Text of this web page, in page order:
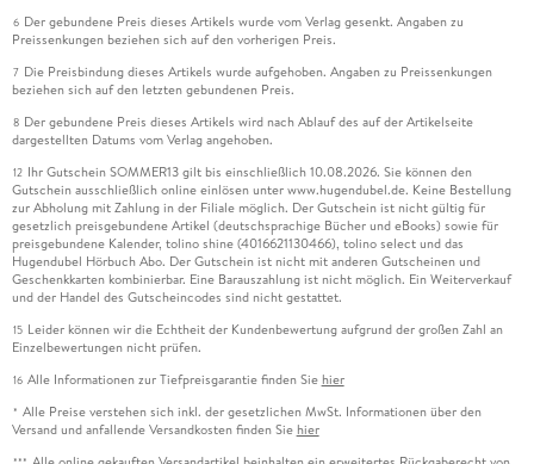
6 Der gebundene Preis dieses Artikels wurde vom Verlag gesenkt. Angaben zu
Preissenkungen beziehen sich auf den vorherigen Preis.
7 Die Preisbindung dieses Artikels wurde aufgehoben. Angaben zu Preissenkungen
beziehen sich auf den letzten gebundenen Preis.
8 Der gebundene Preis dieses Artikels wird nach Ablauf des auf der Artikelseite
dargestellten Datums vom Verlag angehoben.
12 Ihr Gutschein SOMMER13 gilt bis einschließlich 10.08.2026. Sie können den
Gutschein ausschließlich online einlösen unter www.hugendubel.de. Keine Bestellung
zur Abholung mit Zahlung in der Filiale möglich. Der Gutschein ist nicht gültig für
gesetzlich preisgebundene Artikel (deutschsprachige Bücher und eBooks) sowie für
preisgebundene Kalender, tolino shine (4016621130466), tolino select und das
Hugendubel Hörbuch Abo. Der Gutschein ist nicht mit anderen Gutscheinen und
Geschenkkarten kombinierbar. Eine Barauszahlung ist nicht möglich. Ein Weiterverkauf
und der Handel des Gutscheincodes sind nicht gestattet.
15 Leider können wir die Echtheit der Kundenbewertung aufgrund der großen Zahl an
Einzelbewertungen nicht prüfen.
16 Alle Informationen zur Tiefpreisgarantie finden Sie hier
* Alle Preise verstehen sich inkl. der gesetzlichen MwSt. Informationen über den
Versand und anfallende Versandkosten finden Sie hier